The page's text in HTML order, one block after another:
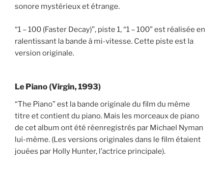
sonore mystérieux et étrange.
“1 – 100 (Faster Decay)”, piste 1, “1 – 100” est réalisée en
ralentissant la bande à mi-vitesse. Cette piste est la
version originale.
Le Piano (Virgin, 1993)
“The Piano” est la bande originale du film du même
titre et contient du piano. Mais les morceaux de piano
de cet album ont été réenregistrés par Michael Nyman
lui-même. (Les versions originales dans le film étaient
jouées par Holly Hunter, l’actrice principale).